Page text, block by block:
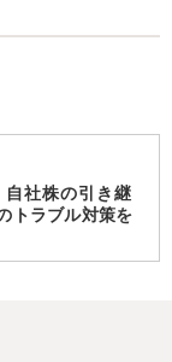
社株の引き継
トラブル対策を